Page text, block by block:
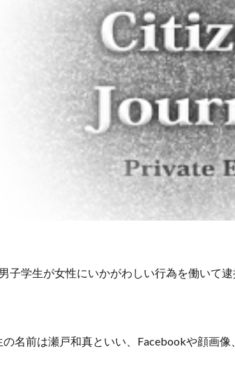
子学生が女性にいかがわしい行為を働いて逮
の名前は瀬戸和真といい、Facebookや顔画像